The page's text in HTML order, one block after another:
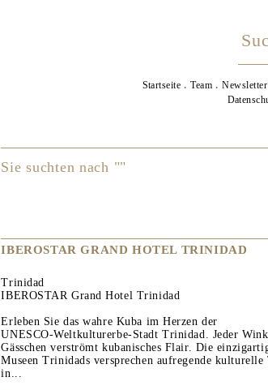
Startseite Team Newsletter
Sie suchten nach ""
IBEROSTAR GRAND HOTEL TRINIDAD
Trinidad
IBEROSTAR Grand Hotel Trinidad
Erleben Sie das wahre Kuba im Herzen der
UNESCO-Weltkulturerbe-Stadt Trinidad. Jeder
Gässchen verströmt kubanisches Flair. Die
Museen Trinidads versprechen aufregende kulturelle
in...